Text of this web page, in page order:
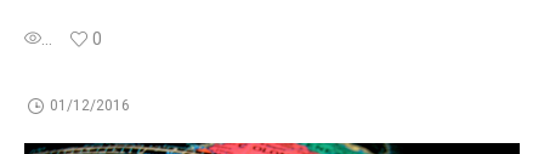
... 0
01/12/2016